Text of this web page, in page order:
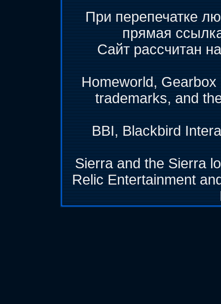
При перепечатке
прямая
Сайт рассчитан
Homeworld,
trademarks, and
BBI, Blackbird
Sierra and the Sierra
Relic Entertainment